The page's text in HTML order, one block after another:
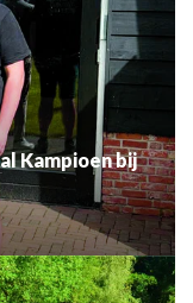
Kampioen bij